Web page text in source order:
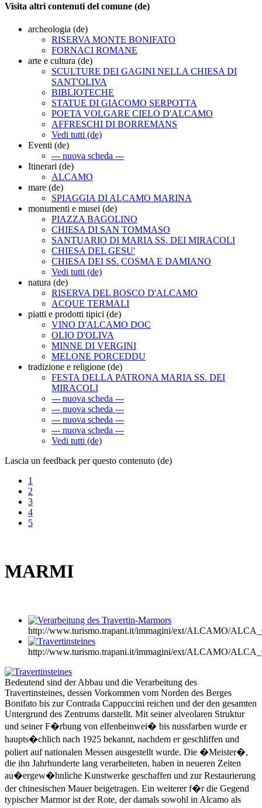
Visita altri contenuti del comune (de)
archeologia (de)
RISERVA MONTE BONIFATO
FORNACI ROMANE
arte e cultura (de)
SCULTURE DEI GAGINI NELLA CHIESA DI
SANT'OLIVA
BIBLIOTECHE
STATUE DI GIACOMO SERPOTTA
POETA VOLGARE CIELO D'ALCAMO
AFFRESCHI DI BORREMANS
Vedi tutti (de)
Eventi (de)
--- nuova scheda ---
Itinerari (de)
ALCAMO
mare (de)
SPIAGGIA DI ALCAMO MARINA
monumenti e musei (de)
PIAZZA BAGOLINO
CHIESA DI SAN TOMMASO
SANTUARIO DI MARIA SS. DEI MIRACOLI
CHIESA DEL GESU'
CHIESA DEI SS. COSMA E DAMIANO
Vedi tutti (de)
natura (de)
RISERVA DEL BOSCO D'ALCAMO
ACQUE TERMALI
piatti e prodotti tipici (de)
VINO D'ALCAMO DOC
OLIO D'OLIVA
MINNE DI VERGINI
MELONE PORCEDDU
tradizione e religione (de)
FESTA DELLA PATRONA MARIA SS. DEI
MIRACOLI
--- nuova scheda ---
--- nuova scheda ---
--- nuova scheda ---
--- nuova scheda ---
Vedi tutti (de)
Lascia un feedback per questo contenuto (de)
1
2
3
4
5
MARMI
http://www.turismo.trapani.it/immagini/ext/ALCAMO/
http://www.turismo.trapani.it/immagini/ext/ALCAMO/
Bedeutend sind der Abbau und die Verarbeitung des
Travertinsteines, dessen Vorkommen vom Norden des Berges
Bonifato bis zur Contrada Cappuccini reichen und der den gesamten
Untergrund des Zentrums darstellt. Mit seiner alveolaren Struktur
und seiner F�rbung von elfenbeinwei� bis nussfarben wurde er
haupts�chlich nach 1925 bekannt, nachdem er geschliffen und
poliert auf nationalen Messen ausgestellt wurde. Die �Meister�,
die ihn Jahrhunderte lang verarbeiteten, haben in neueren Zeiten
au�ergew�hnliche Kunstwerke geschaffen und zur Restaurierung
der chinesischen Mauer beigetragen. Ein weiterer f�r die Gegend
typischer Marmor ist der Rote, der damals sowohl in Alcamo als